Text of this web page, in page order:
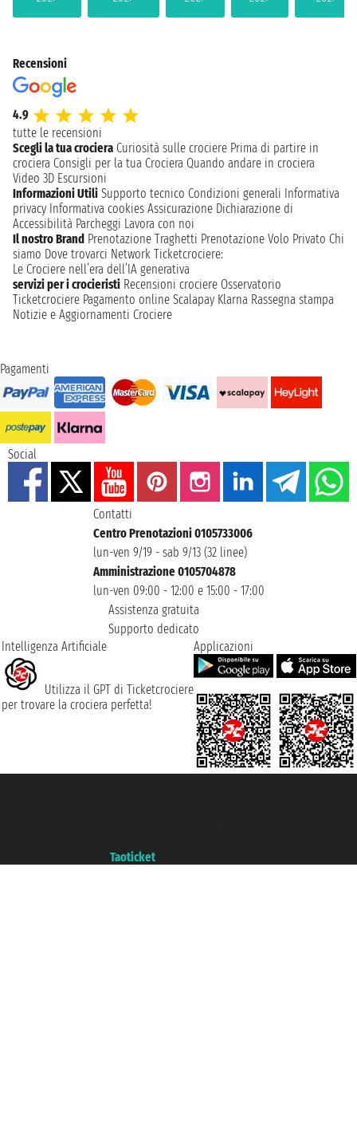
Recensioni
4.9
tutte le recensioni
Scegli la tua crociera Curiosità sulle crociere Prima di partire in
crociera Consigli per la tua Crociera Quando andare in crociera
Video 3D Escursioni
Informazioni Utili Supporto tecnico Condizioni generali Informativa
privacy Informativa cookies Assicurazione Dichiarazione di
Accessibilità Parcheggi Lavora con noi
Il nostro Brand Prenotazione Traghetti Prenotazione Volo Privato Chi
siamo Dove trovarci Network Ticketcrociere:
Le Crociere nell’era dell’IA generativa
servizi per i crocieristi Recensioni crociere Osservatorio
Ticketcrociere Pagamento online Scalapay Klarna Rassegna stampa
Notizie e Aggiornamenti Crociere
Pagamenti
Social
Contatti
Centro Prenotazioni 0105733006
lun-ven 9/19 - sab 9/13 (32 linee)
Amministrazione 0105704878
lun-ven 09:00 - 12:00 e 15:00 - 17:00
Assistenza gratuita
Supporto dedicato
Intelligenza Artificiale
Utilizza il GPT di Ticketcrociere
per trovare la crociera perfetta!
Applicazioni
Taoticket